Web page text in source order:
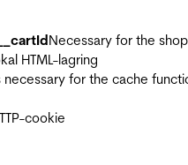
Necessary for the
HTML-lagring
necessary for the cache
cookie